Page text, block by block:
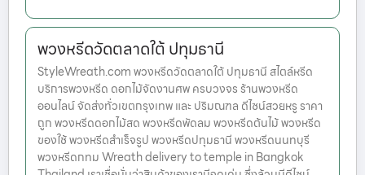
พวงหรีดวัดตลาดใต้ ปทุมธานี
StyleWreath.com พวงหรีดวัดตลาดใต้ ปทุมธานี สไตล์หรีด
บริการพวงหรีด ดอกไม้จัดงานศพ ครบวงจร ร้านพวงหรีด
ออนไลน์ จัดส่งทั่วเขตกรุงเทพ และ ปริมณฑล ดีไซน์สวยหรู ราคา
ถูก พวงหรีดดอกไม้สด พวงหรีดพัดลม พวงหรีดต้นไม้ พวงหรีด
ของใช้ พวงหรีดสำเร็จรูป พวงหรีดปทุมธานี พวงหรีดนนทบุรี
พวงหรีดกทม Wreath delivery to temple in Bangkok